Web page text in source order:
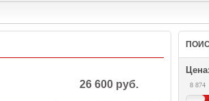
26 600 руб.
Цена:
8 874